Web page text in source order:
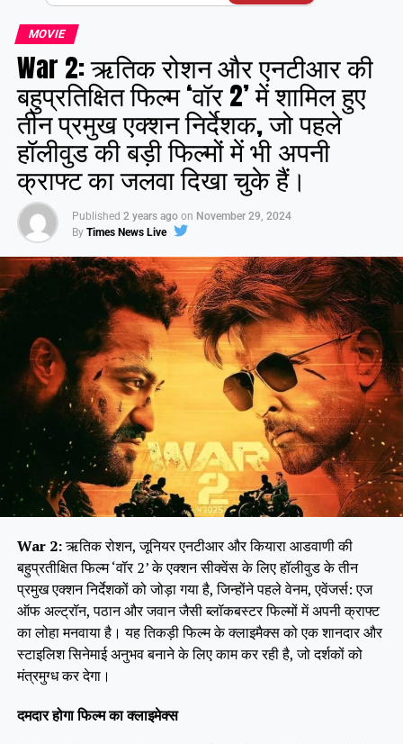
MOVIE
War 2: ऋतिक रोशन और एनटीआर की
बहुप्रतिक्षित फिल्म ‘वॉर 2’ में शामिल हुए
तीन प्रमुख एक्शन निर्देशक, जो पहले
हॉलीवुड की बड़ी फिल्मों में भी अपनी
क्राफ्ट का जलवा दिखा चुके हैं।
Published 2 years ago on November 29, 2024
By Times News Live
War 2:ऋतिक रोशन, जूनियर एनटीआर और कियारा आडवाणी की
बहुप्रतीक्षित फिल्म ‘वॉर 2’ के एक्शन सीक्वेंस के लिए हॉलीवुड के तीन
प्रमुख एक्शन निर्देशकों को जोड़ा गया है, जिन्होंने पहले वेनम, एवेंजर्स: एज
ऑफ अल्ट्रॉन, पठान और जवान जैसी ब्लॉकबस्टर फिल्मों में अपनी क्राफ्ट
का लोहा मनवाया है। यह तिकड़ी फिल्म के क्लाइमैक्स को एक शानदार और
स्टाइलिश सिनेमाई अनुभव बनाने के लिए काम कर रही है, जो दर्शकों को
मंत्रमुग्ध कर देगा।
दमदार होगा फिल्म का क्लाइमेक्स